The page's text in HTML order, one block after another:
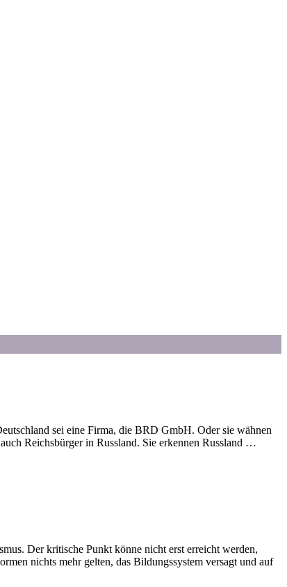
sei eine Firma, die BRD GmbH. Oder sie wähnen
Reichsbürger in Russland. Sie erkennen Russland …
Der kritische Punkt könne nicht erst erreicht werden,
nichts mehr gelten, das Bildungssystem versagt und auf